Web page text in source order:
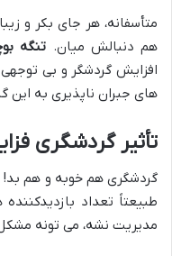
متأسفانه، هر جای بکر و
هم دنبالش میان. تنگه
افزایش گردشگر و بی
های جبران ناپذیری به این
تأثیر گردشگری
گردشگری هم خوبه و هم بد!
طبیعتاً تعداد
مدیریت نشه، می تونه